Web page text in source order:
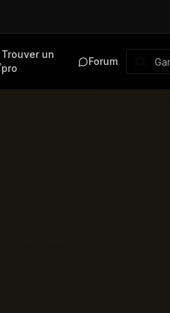
Trouver un
pro
Forum